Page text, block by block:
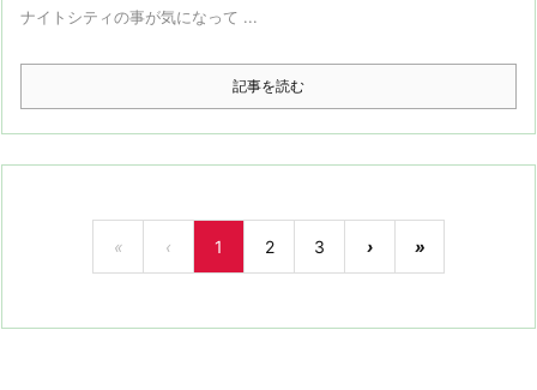
ナイトシティの事が気になって ...
記事を読む
« ‹ 1 2 3 › »